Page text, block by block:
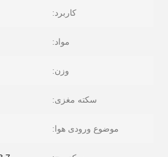
کاربرد:
مواد:
وزن:
سکته مغزی:
موضوع ورودی هوا: